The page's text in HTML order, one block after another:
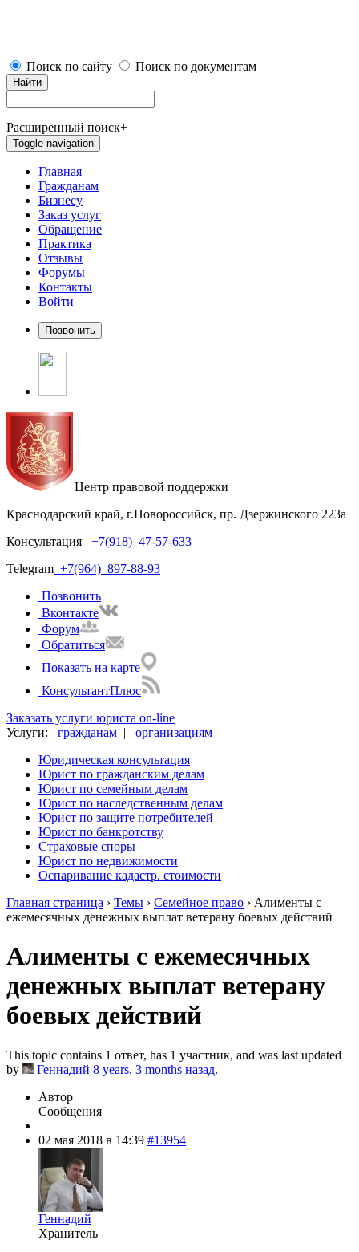
Поиск по сайту Поиск по документам
Найти
Расширенный поиск+
Toggle navigation
Главная
Гражданам
Бизнесу
Заказ услуг
Обращение
Практика
Отзывы
Форумы
Контакты
Войти
Центр правовой поддержки
Краснодарский край, г.Новороссийск, пр. Дзержинского 223а
Консультация +7(918) 47-57-633
Telegram +7(964) 897-88-93
Позвонить
Вконтакте
Форум
Обратиться
Показать на карте
КонсультантПлюс
Заказать услуги юриста on-line
Услуги:
гражданам |
организациям
Юридическая консультация
Юрист по гражданским делам
Юрист по семейным делам
Юрист по наследственным делам
Юрист по защите потребителей
Юрист по банкротству
Страховые споры
Юрист по недвижимости
Оспаривание кадастр. стоимости
Главная страница › Темы › Семейное право › Алименты с
ежемесячных денежных выплат ветерану боевых действий
Алименты с ежемесячных
денежных выплат ветерану
боевых действий
This topic contains 1 ответ, has 1 участник, and was last updated
by
Геннадий 8 years, 3 months назад.
Автор
Сообщения
02 мая 2018 в 14:39 #13954
Геннадий
Хранитель